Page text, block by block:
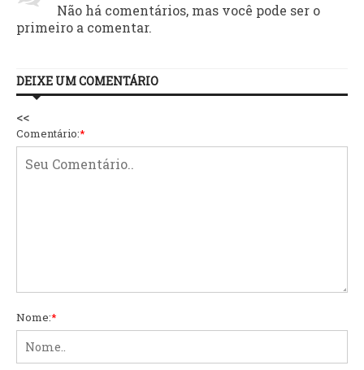
Não há comentários, mas você pode ser o
primeiro a comentar.
DEIXE UM COMENTÁRIO
<<
Comentário:*
Nome:*